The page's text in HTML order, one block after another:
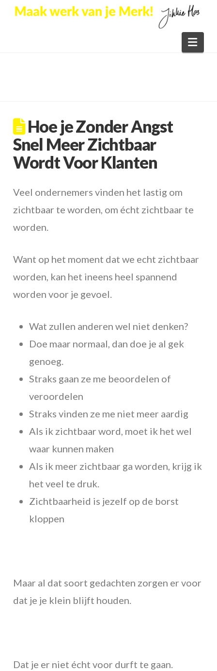
Hoe je Zonder Angst
Snel Meer Zichtbaar
Wordt Voor Klanten
Veel ondernemers vinden het lastig om
zichtbaar te worden, om écht zichtbaar te
worden.
Want op het moment dat we echt zichtbaar
worden, kan het ineens heel spannend
worden voor je gevoel.
Wat zullen anderen wel niet denken?
Doe maar normaal, dan doe je al gek
genoeg.
Straks gaan ze me beoordelen of
veroordelen
Straks vinden ze me niet meer aardig
Als ik zichtbaar word, moet ik het wel
waar kunnen maken
Als ik meer zichtbaar ga worden, krijg ik
het veel te druk.
Zichtbaarheid is jezelf op de borst
kloppen
Maar al dat soort gedachten zorgen er voor
dat je je klein blijft houden.
Dat je er niet écht voor durft te gaan.